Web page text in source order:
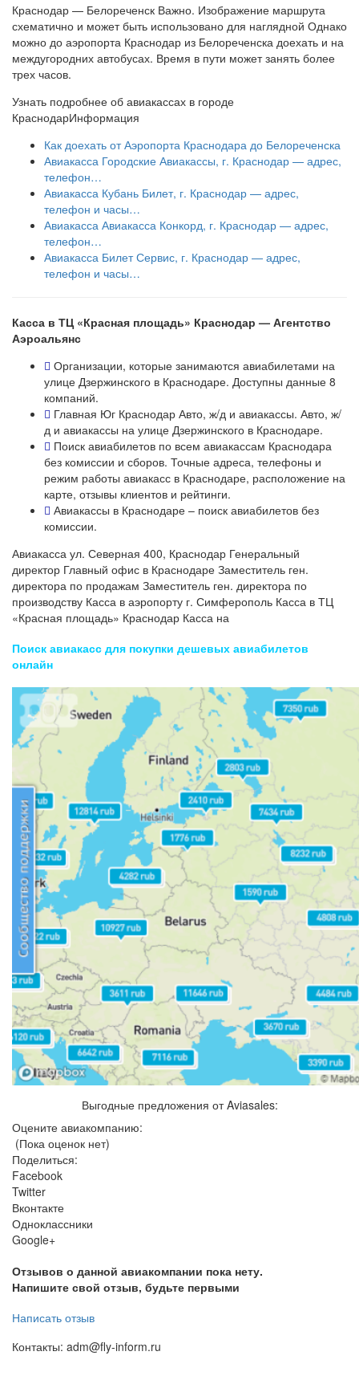
Краснодар — Белореченск Важно. Изображение маршрута
схематично и может быть использовано для наглядной Однако
можно до аэропорта Краснодар из Белореченска доехать и на
междугородних автобусах. Время в пути может занять более
трех часов.
Узнать подробнее об авиакассах в городе
КраснодарИнформация
Как доехать от Аэропорта Краснодара до Белореченска
Авиакасса Городские Авиакассы, г. Краснодар — адрес,
телефон…
Авиакасса Кубань Билет, г. Краснодар — адрес,
телефон и часы…
Авиакасса Авиакасса Конкорд, г. Краснодар — адрес,
телефон…
Авиакасса Билет Сервис, г. Краснодар — адрес,
телефон и часы…
Касса в ТЦ «Красная площадь» Краснодар — Агентство
Аэроальянс
Организации, которые занимаются авиабилетами на
улице Дзержинского в Краснодаре. Доступны данные 8
компаний.
Главная Юг Краснодар Авто, ж/д и авиакассы. Авто, ж/
д и авиакассы на улице Дзержинского в Краснодаре.
Поиск авиабилетов по всем авиакассам Краснодара
без комиссии и сборов. Точные адреса, телефоны и
режим работы авиакасс в Краснодаре, расположение на
карте, отзывы клиентов и рейтинги.
Авиакассы в Краснодаре – поиск авиабилетов без
комиссии.
Авиакасса ул. Северная 400, Краснодар Генеральный
директор Главный офис в Краснодаре Заместитель ген.
директора по продажам Заместитель ген. директора по
производству Касса в аэропорту г. Симферополь Касса в ТЦ
«Красная площадь» Краснодар Касса на
Поиск авиакасс для покупки дешевых авиабилетов
онлайн
Выгодные предложения от Aviasales:
Оцените авиакомпанию:
(Пока оценок нет)
Поделиться:
Facebook
Twitter
Вконтакте
Одноклассники
Google+
Отзывов о данной авиакомпании пока нету.
Напишите свой отзыв, будьте первыми
Написать отзыв
Контакты: adm@fly-inform.ru